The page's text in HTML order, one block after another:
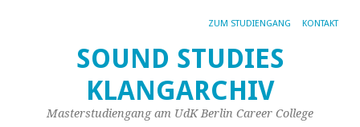
ZUM STUDIENGANG KONTAKT
SOUND STUDIES
KLANGARCHIV
Masterstudiengang am UdK Berlin Career College